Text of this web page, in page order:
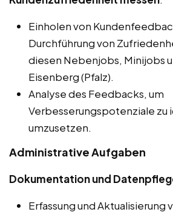
Einholen von
Durchführung von
diesen Nebenjobs, Minijobs
Eisenberg (Pfalz).
Analyse des Feedbacks, um
Verbesserungspotenziale zu
umzusetzen.
Administrative Aufgaben
Dokumentation und
Erfassung und Aktualisierung